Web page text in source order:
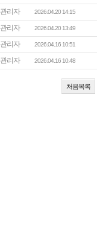
관리자 2026.04.20 14:15
관리자 2026.04.20 13:49
관리자 2026.04.16 10:51
관리자 2026.04.16 10:48
처음목록